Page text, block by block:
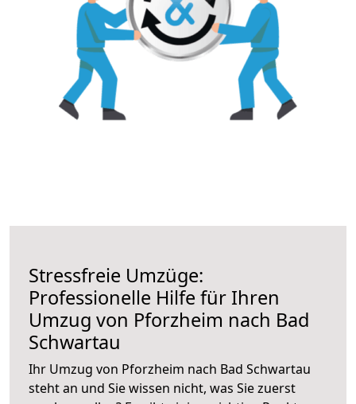
Stressfreie Umzüge:
Professionelle Hilfe für Ihren
Umzug von Pforzheim nach Bad
Schwartau
Ihr Umzug von Pforzheim nach Bad Schwartau
steht an und Sie wissen nicht, was Sie zuerst